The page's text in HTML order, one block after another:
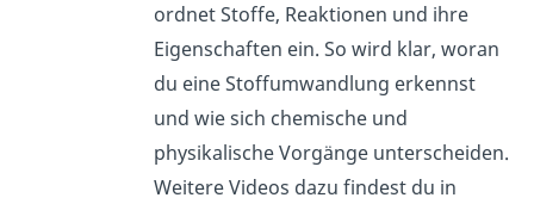
ordnet Stoffe, Reaktionen und ihre
Eigenschaften ein. So wird klar, woran
du eine Stoffumwandlung erkennst
und wie sich chemische und
physikalische Vorgänge unterscheiden.
Weitere Videos dazu findest du in